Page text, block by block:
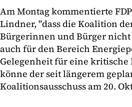
Am Montag kommentierte
Lindner, "dass die Koalition
Bürgerinnen und Bürger nicht
auch für den Bereich
Gelegenheit für eine kritische
könne der seit längerem
Koalitionsausschuss am 20.